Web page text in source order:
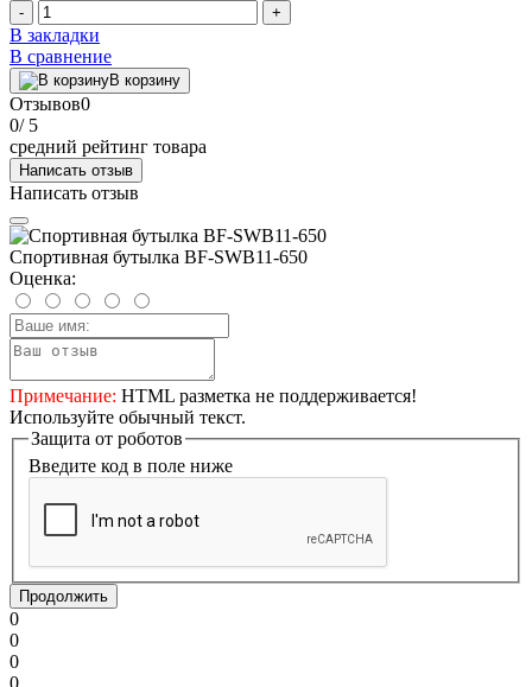
- +
В закладки
В сравнение
В корзину
Отзывов0
0/ 5
средний рейтинг товара
Написать отзыв
Написать отзыв
Спортивная бутылка BF-SWB11-650
Оценка:
Примечание: HTML разметка не поддерживается!
Используйте обычный текст.
Защита от роботов
Введите код в поле ниже
Продолжить
0
0
0